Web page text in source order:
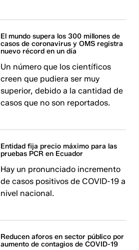
El mundo supera los 300 millones de
casos de coronavirus y OMS registra
nuevo récord en un día
Un número que los científicos
creen que pudiera ser muy
superior, debido a la cantidad de
casos que no son reportados.
Entidad fija precio máximo para las
pruebas PCR en Ecuador
Hay un pronunciado incremento
de casos positivos de COVID-19 a
nivel nacional.
Reducen aforos en sector público por
aumento de contagios de COVID-19